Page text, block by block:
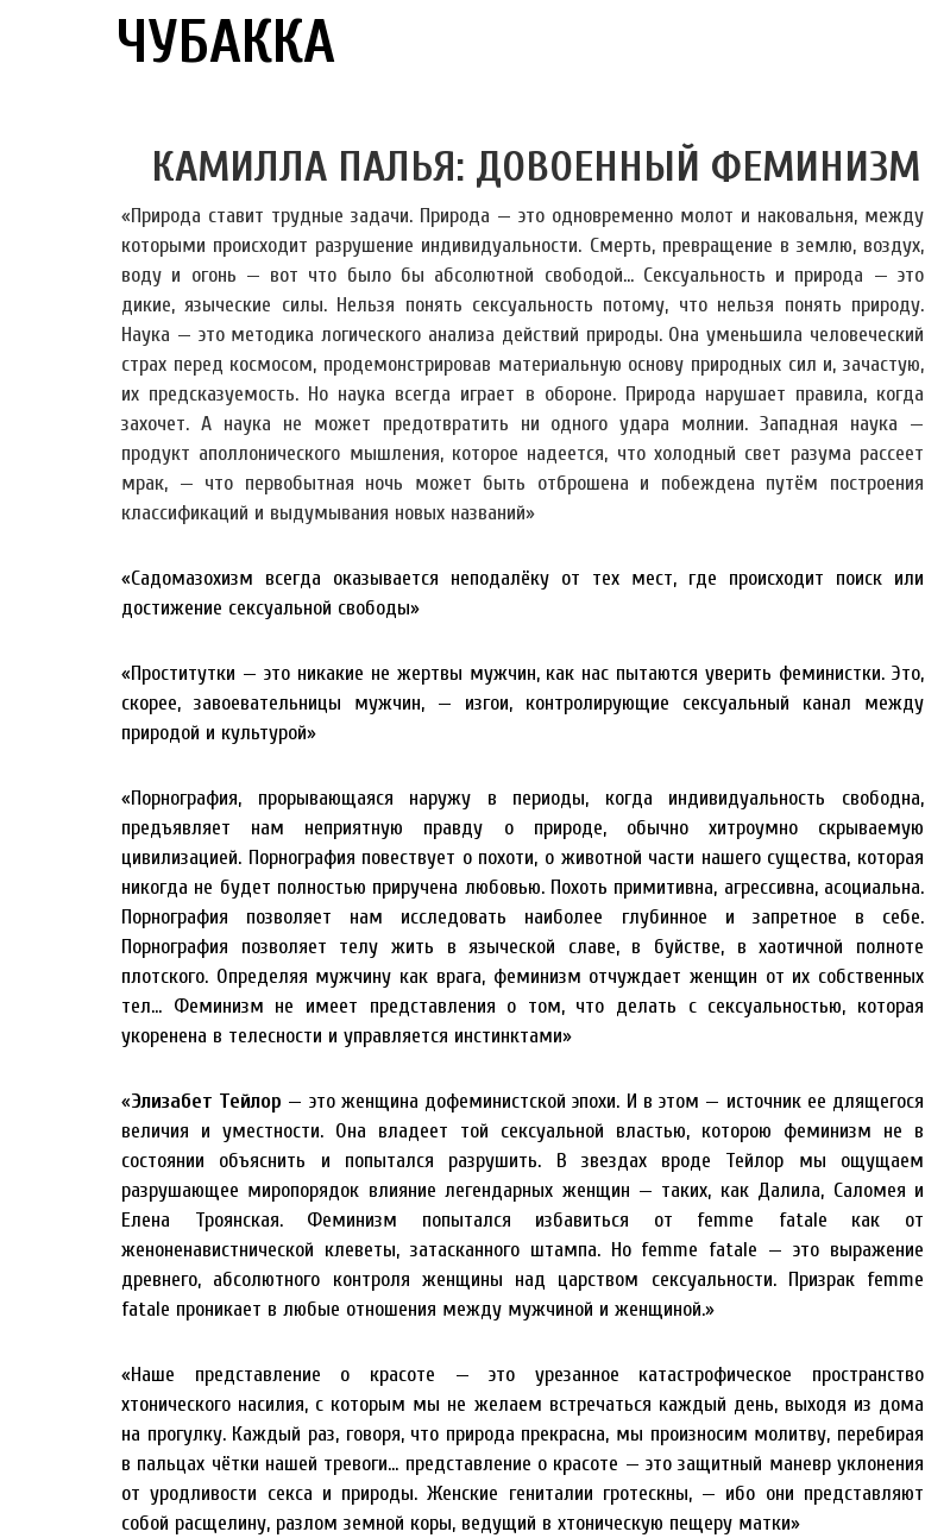
ЧУБАККА
КАМИЛЛА ПАЛЬЯ: ДОВОЕННЫЙ ФЕМИНИЗМ
«Природа ставит трудные задачи. Природа — это одновременно молот и наковальня, между
которыми происходит разрушение индивидуальности. Смерть, превращение в землю, воздух,
воду и огонь — вот что было бы абсолютной свободой… Сексуальность и природа — это
дикие, языческие силы. Нельзя понять сексуальность потому, что нельзя понять природу.
Наука — это методика логического анализа действий природы. Она уменьшила человеческий
страх перед космосом, продемонстрировав материальную основу природных сил и, зачастую,
их предсказуемость. Но наука всегда играет в обороне. Природа нарушает правила, когда
захочет. А наука не может предотвратить ни одного удара молнии. Западная наука —
продукт аполлонического мышления, которое надеется, что холодный свет разума рассеет
мрак, — что первобытная ночь может быть отброшена и побеждена путём построения
классификаций и выдумывания новых названий»
«Садомазохизм всегда оказывается неподалёку от тех мест, где происходит поиск или
достижение сексуальной свободы»
«Проститутки — это никакие не жертвы мужчин, как нас пытаются уверить феминистки. Это,
скорее, завоевательницы мужчин, — изгои, контролирующие сексуальный канал между
природой и культурой»
«Порнография, прорывающаяся наружу в периоды, когда индивидуальность свободна,
предъявляет нам неприятную правду о природе, обычно хитроумно скрываемую
цивилизацией. Порнография повествует о похоти, о животной части нашего существа, которая
никогда не будет полностью приручена любовью. Похоть примитивна, агрессивна, асоциальна.
Порнография позволяет нам исследовать наиболее глубинное и запретное в себе.
Порнография позволяет телу жить в языческой славе, в буйстве, в хаотичной полноте
плотского. Определяя мужчину как врага, феминизм отчуждает женщин от их собственных
тел… Феминизм не имеет представления о том, что делать с сексуальностью, которая
укоренена в телесности и управляется инстинктами»
«Элизабет Тейлор — это женщина дофеминистской эпохи. И в этом — источник ее длящегося
величия и уместности. Она владеет той сексуальной властью, которою феминизм не в
состоянии объяснить и попытался разрушить. В звездах вроде Тейлор мы ощущаем
разрушающее миропорядок влияние легендарных женщин — таких, как Далила, Саломея и
Елена Троянская. Феминизм попытался избавиться от femme fatale как от
женоненавистнической клеветы, затасканного штампа. Но femme fatale — это выражение
древнего, абсолютного контроля женщины над царством сексуальности. Призрак femme
fatale проникает в любые отношения между мужчиной и женщиной.»
«Наше представление о красоте — это урезанное катастрофическое пространство
хтонического насилия, с которым мы не желаем встречаться каждый день, выходя из дома
на прогулку. Каждый раз, говоря, что природа прекрасна, мы произносим молитву, перебирая
в пальцах чётки нашей тревоги… представление о красоте — это защитный маневр уклонения
от уродливости секса и природы. Женские гениталии гротескны, — ибо они представляют
собой расщелину, разлом земной коры, ведущий в хтоническую пещеру матки»